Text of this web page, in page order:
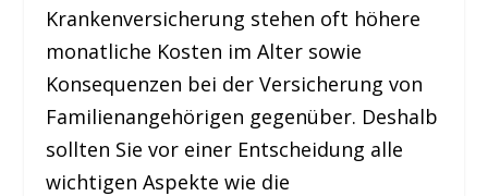
Krankenversicherung stehen oft höhere
monatliche Kosten im Alter sowie
Konsequenzen bei der Versicherung von
Familienangehörigen gegenüber. Deshalb
sollten Sie vor einer Entscheidung alle
wichtigen Aspekte wie die